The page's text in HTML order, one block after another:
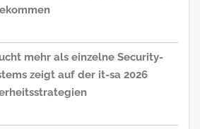
mehr als einzelne Security-
zeigt auf der it-sa 2026